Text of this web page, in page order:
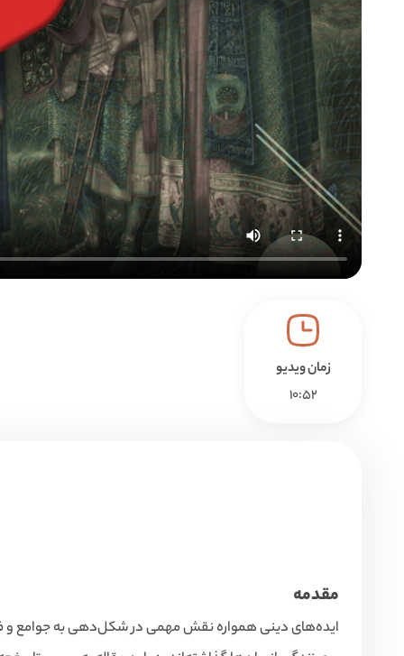
زمان ویدیو
10:52
مقدمه
ایده‌های دینی همواره نقش مهمی در شکل‌دهی به جوامع و